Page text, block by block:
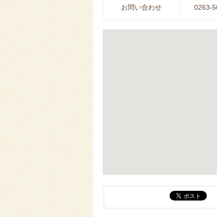
お問い合わせ 0263-